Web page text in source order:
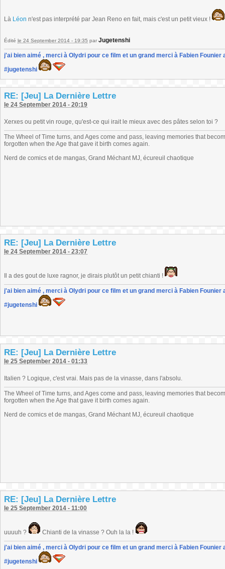
Là Léon n'est pas interprété par Jean Reno en fait, mais c'est un petit vieux !
Édité le 24 September 2014 - 19:35 par Jugetenshi
j'ai bien aimé , merci à Olydri pour ce film et un grand merci à Fabien
#jugetenshi
RE: [Jeu] La Dernière Lettre
le 24 September 2014 - 20:19
Xerxes ou petit vin rouge, qu'est-ce qui irait le mieux avec des pâtes selon toi ?
The Wheel of Time turns, and Ages come and pass, leaving memories that
forgotten when the Age that gave it birth comes again.
Nerd de comics et de mangas, Grand Méchant MJ, écureuil chaotique
RE: [Jeu] La Dernière Lettre
le 24 September 2014 - 23:07
Il a des gout de luxe ragnor, je dirais plutôt un petit chianti !
j'ai bien aimé , merci à Olydri pour ce film et un grand merci à Fabien
#jugetenshi
RE: [Jeu] La Dernière Lettre
le 25 September 2014 - 01:33
Italien ? Logique, c'est vrai. Mais pas de la vinasse, dans l'absolu.
The Wheel of Time turns, and Ages come and pass, leaving memories that
forgotten when the Age that gave it birth comes again.
Nerd de comics et de mangas, Grand Méchant MJ, écureuil chaotique
RE: [Jeu] La Dernière Lettre
le 25 September 2014 - 11:00
uuuuh ? Chianti de la vinasse ? Ouh la la !
j'ai bien aimé , merci à Olydri pour ce film et un grand merci à Fabien
#jugetenshi